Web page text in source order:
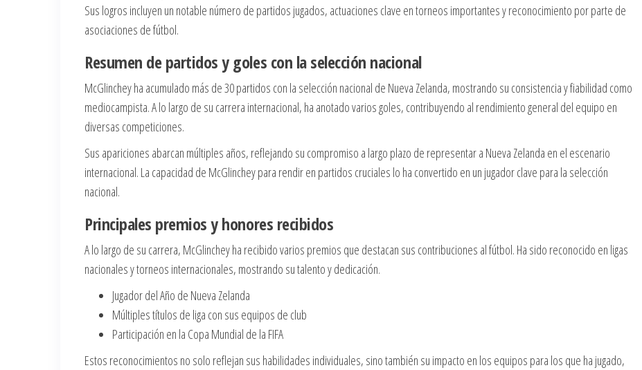
Sus logros incluyen un notable número de partidos jugados, actuaciones clave en torneos importantes y reconocimiento por parte de
asociaciones de fútbol.
Resumen de partidos y goles con la selección nacional
McGlinchey ha acumulado más de 30 partidos con la selección nacional de Nueva Zelanda, mostrando su consistencia y fiabilidad como
mediocampista. A lo largo de su carrera internacional, ha anotado varios goles, contribuyendo al rendimiento general del equipo en
diversas competiciones.
Sus apariciones abarcan múltiples años, reflejando su compromiso a largo plazo de representar a Nueva Zelanda en el escenario
internacional. La capacidad de McGlinchey para rendir en partidos cruciales lo ha convertido en un jugador clave para la selección
nacional.
Principales premios y honores recibidos
A lo largo de su carrera, McGlinchey ha recibido varios premios que destacan sus contribuciones al fútbol. Ha sido reconocido en ligas
nacionales y torneos internacionales, mostrando su talento y dedicación.
Jugador del Año de Nueva Zelanda
Múltiples títulos de liga con sus equipos de club
Participación en la Copa Mundial de la FIFA
Estos reconocimientos no solo reflejan sus habilidades individuales, sino también su impacto en los equipos para los que ha jugado,